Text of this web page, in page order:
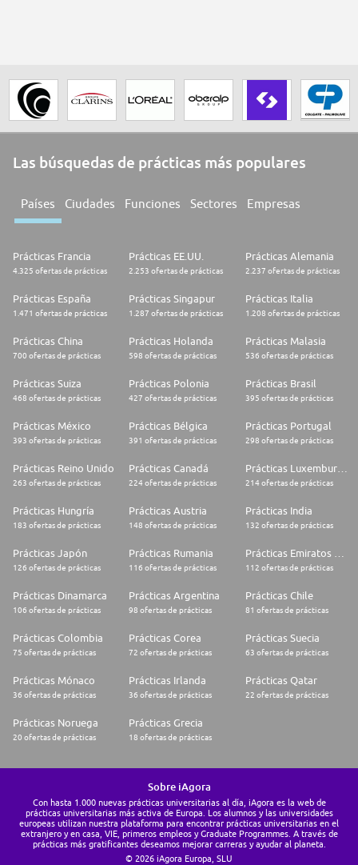
Las búsquedas de prácticas más populares
Países Ciudades Funciones Sectores Empresas
Prácticas Francia
4.325 ofertas de prácticas
Prácticas EE.UU.
2.253 ofertas de prácticas
Prácticas Alemania
2.237 ofertas de prácticas
Prácticas España
1.471 ofertas de prácticas
Prácticas Singapur
1.287 ofertas de prácticas
Prácticas Italia
1.208 ofertas de prácticas
Prácticas China
700 ofertas de prácticas
Prácticas Holanda
598 ofertas de prácticas
Prácticas Malasia
536 ofertas de prácticas
Prácticas Suiza
468 ofertas de prácticas
Prácticas Polonia
427 ofertas de prácticas
Prácticas Brasil
395 ofertas de prácticas
Prácticas México
393 ofertas de prácticas
Prácticas Bélgica
391 ofertas de prácticas
Prácticas Portugal
298 ofertas de prácticas
Prácticas Reino Unido
263 ofertas de prácticas
Prácticas Canadá
224 ofertas de prácticas
Prácticas Luxemburgo
214 ofertas de prácticas
Prácticas Hungría
183 ofertas de prácticas
Prácticas Austria
148 ofertas de prácticas
Prácticas India
132 ofertas de prácticas
Prácticas Japón
126 ofertas de prácticas
Prácticas Rumania
116 ofertas de prácticas 112 ofertas de prácticas
Prácticas Dinamarca
106 ofertas de prácticas
Prácticas Argentina
98 ofertas de prácticas
Prácticas Chile
81 ofertas de prácticas
Prácticas Colombia
75 ofertas de prácticas
Prácticas Corea
72 ofertas de prácticas
Prácticas Suecia
63 ofertas de prácticas
Prácticas Mónaco
36 ofertas de prácticas
Prácticas Irlanda
36 ofertas de prácticas
Prácticas Qatar
22 ofertas de prácticas
Prácticas Noruega
20 ofertas de prácticas
Prácticas Grecia
18 ofertas de prácticas
Sobre iAgora
Con hasta 1.000 nuevas prácticas universitarias al día, iAgora es la web de
prácticas universitarias más activa de Europa. Los alumnos y las universidades
europeas utilizan nuestra plataforma para encontrar prácticas universitarias en el
extranjero y en casa, VIE, primeros empleos y Graduate Programmes. A través de
prácticas más gratificantes deseamos mejorar carreras y ayudar al planeta.
© 2026 iAgora Europa, SLU